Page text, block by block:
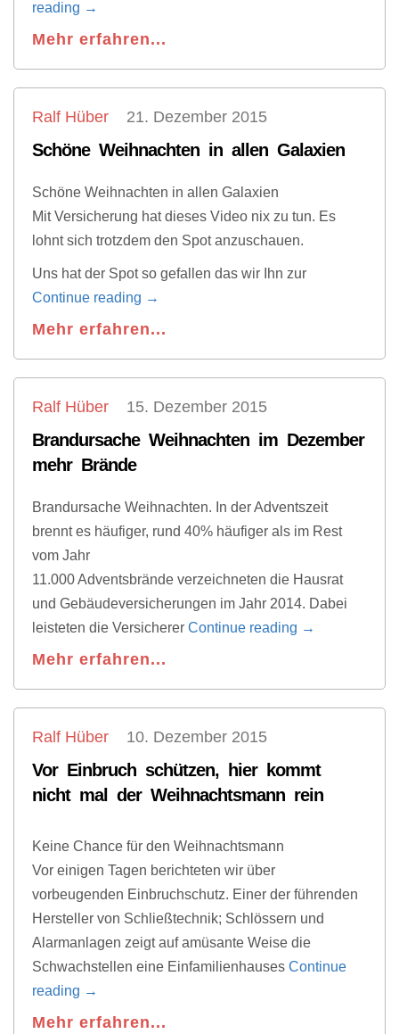
reading →
Mehr erfahren...
Ralf Hüber 21. Dezember 2015
Schöne Weihnachten in allen Galaxien
Schöne Weihnachten in allen Galaxien
Mit Versicherung hat dieses Video nix zu tun. Es
lohnt sich trotzdem den Spot anzuschauen.
Uns hat der Spot so gefallen das wir Ihn zur
Continue reading →
Mehr erfahren...
Ralf Hüber 15. Dezember 2015
Brandursache Weihnachten im Dezember
mehr Brände
Brandursache Weihnachten. In der Adventszeit
brennt es häufiger, rund 40% häufiger als im Rest
vom Jahr
11.000 Adventsbrände verzeichneten die Hausrat
und Gebäudeversicherungen im Jahr 2014. Dabei
leisteten die Versicherer Continue reading →
Mehr erfahren...
Ralf Hüber 10. Dezember 2015
Vor Einbruch schützen, hier kommt
nicht mal der Weihnachtsmann rein
Keine Chance für den Weihnachtsmann
Vor einigen Tagen berichteten wir über
vorbeugenden Einbruchschutz. Einer der führenden
Hersteller von Schließtechnik; Schlössern und
Alarmanlagen zeigt auf amüsante Weise die
Schwachstellen eine Einfamilienhauses Continue
reading →
Mehr erfahren...